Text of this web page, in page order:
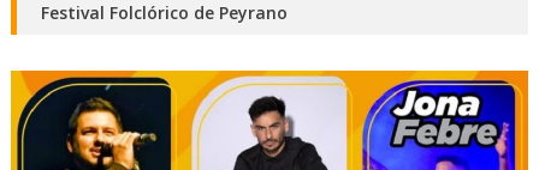
Festival Folclórico de Peyrano